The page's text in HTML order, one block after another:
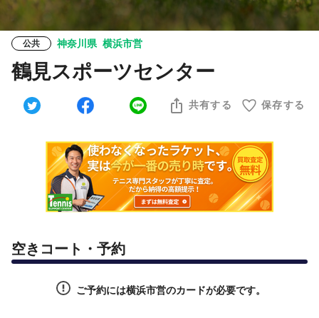
公共 神奈川県 横浜市営
鶴見スポーツセンター
共有する 保存する
空きコート・予約
ご予約には横浜市営のカードが必要です。